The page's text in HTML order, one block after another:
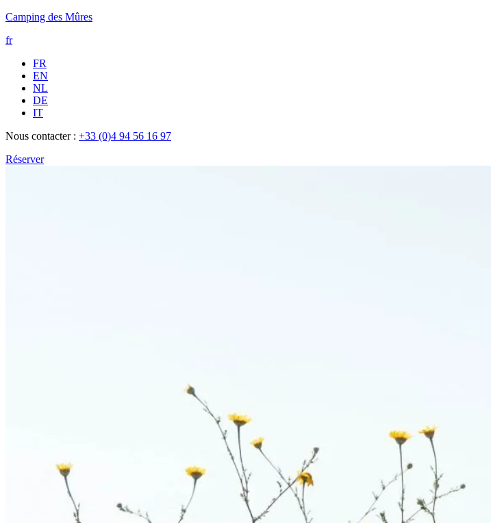
Camping des Mûres
fr
FR
EN
NL
DE
IT
Nous contacter : +33 (0)4 94 56 16 97
Réserver